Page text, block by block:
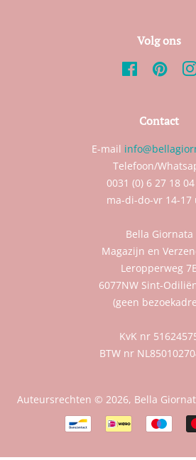
Volg ons
Facebook
Contact
E-mail
Telefoon/
0031 (0) 6 27 18
ma-di-do-vr 14-17
Bella Giornata
Magazijn en
Leropperweg
6077NW Sint-
(geen
KvK nr
BTW nr
Auteursrechten © 2026, Bella